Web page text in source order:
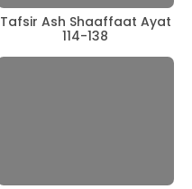
Tafsir Ash Shaaffaat Ayat
114-138